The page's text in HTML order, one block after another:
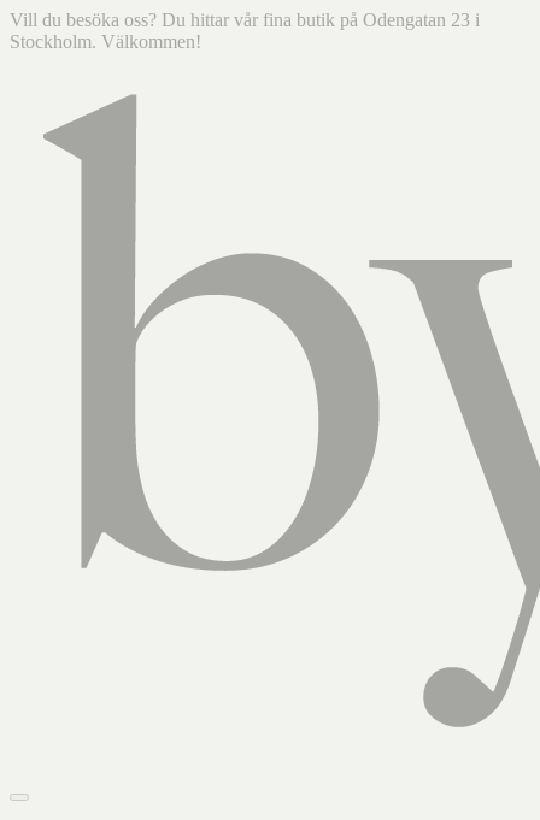
Vill du besöka oss? Du hittar vår fina butik på Odengatan 23 i
Stockholm. Välkommen!